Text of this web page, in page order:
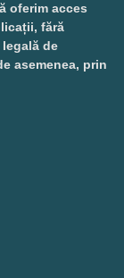
oferim acces
fără
de
asemenea, prin